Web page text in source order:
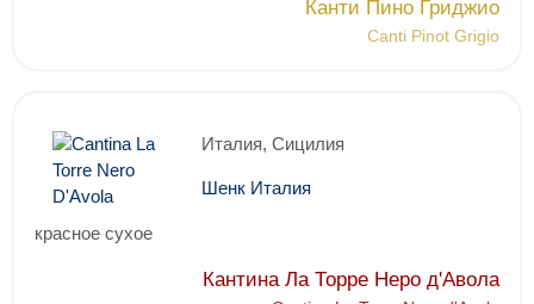
Канти Пино Гриджио
Canti Pinot Grigio
Италия, Сицилия
Шенк Италия
красное сухое
Кантина Ла Торре Неро д'Авола